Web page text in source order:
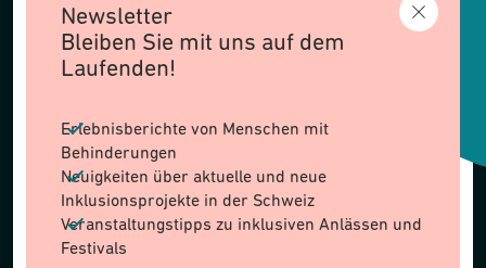
Seitenfusszeile
SPENDEN
ÜBER UNS
FÖRDERBEREICHE
AKTUELLES
Newsletter
Bleiben Sie mit uns auf dem
Laufenden!
Erlebnisberichte von Menschen mit
Behinderungen
Neuigkeiten über aktuelle und neue
Inklusionsprojekte in der Schweiz
Veranstaltungstipps zu inklusiven Anlässen und
Festivals